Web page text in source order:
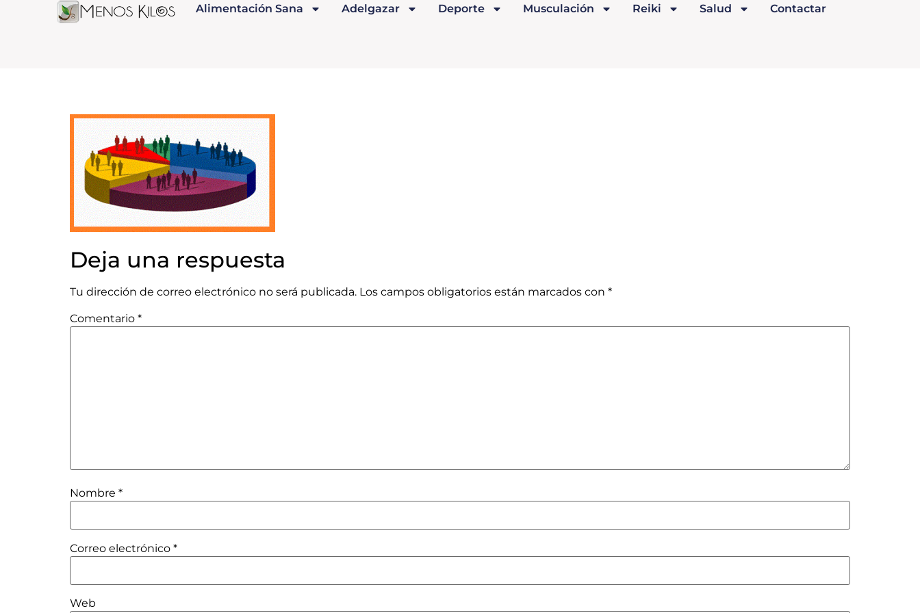
Alimentación Sana Adelgazar Deporte Musculación Reiki Salud Contactar
Deja una respuesta
Tu dirección de correo electrónico no será publicada. Los campos obligatorios están marcados con *
Comentario *
Nombre *
Correo electrónico *
Web